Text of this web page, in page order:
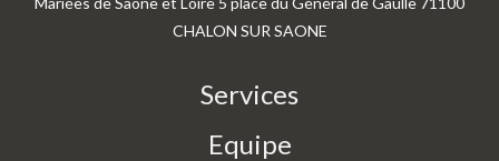
CHALON SUR SAONE
Services
Equipe